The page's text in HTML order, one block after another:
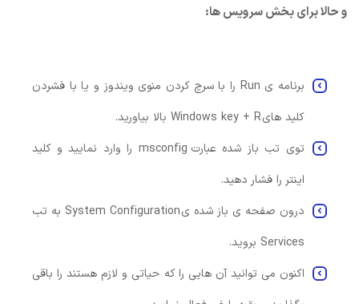
و حالا برای بخش سرویس ها:
برنامه ی Run را با سرچ کردن منوی ویندوز و یا با فشردن
کلید های Windows key + R بالا بیاورید.
توی تب باز شده عبارت msconfig را وارد نمایید و کلید
اینتر را فشار دهید.
درون صفحه ی باز شده ی System Configuration به تب
Services بروید.
اکنون می توانید آن هایی را که حیاتی و لازم هستند را باقی